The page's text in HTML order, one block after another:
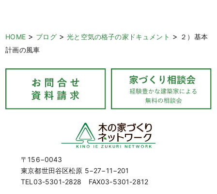
HOME> ブログ>光と空気の格子の家ドキュメント > ２）基本
計画の風車
〒156−0043
東京都世田谷区松原 5−27−11−201
TEL03-5301-2828 FAX03-5301-2812